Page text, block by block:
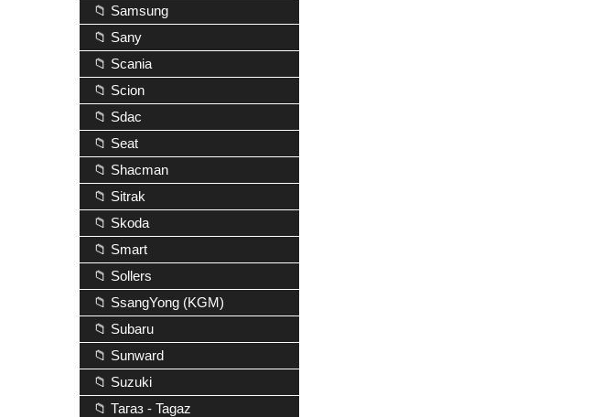
📁 Samsung
📁 Sany
📁 Scania
📁 Scion
📁 Sdac
📁 Seat
📁 Shacman
📁 Sitrak
📁 Skoda
📁 Smart
📁 Sollers
📁 SsangYong (KGM)
📁 Subaru
📁 Sunward
📁 Suzuki
📁 Тагаз - Tagaz